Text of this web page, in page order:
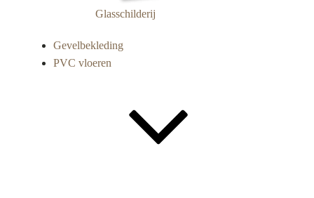
Glasschilderij
Gevelbekleding
PVC vloeren